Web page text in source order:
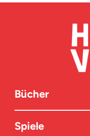
Bücher
Spiele